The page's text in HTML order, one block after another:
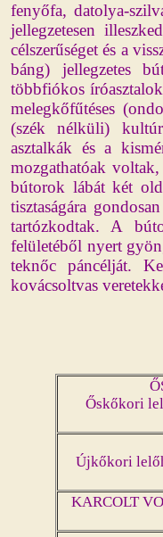
fenyőfa, datolya-
jellegzetesen
célszerűséget és a
báng) jellegzetes
többfiókos
melegkőfűtéses
(szék nélküli)
asztalkák és a
mozgathatóak
bútorok lábát két
tisztaságára
tartózkodtak. A
felületéből nyert
teknőc páncélját.
kovácsoltvas
Őskőkori
Újkőkori
KARCOLT